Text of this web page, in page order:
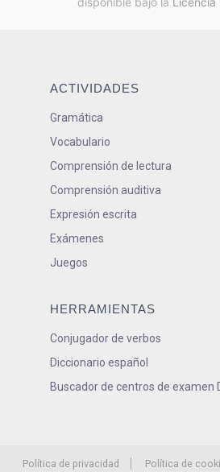
ACTIVIDADES
Gramática
Vocabulario
Comprensión de lectura
Comprensión auditiva
Expresión escrita
Exámenes
Juegos
HERRAMIENTAS
Conjugador de verbos
Diccionario español
Buscador de centros de examen
Política de privacidad Política de